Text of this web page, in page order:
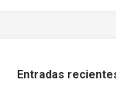
Entradas